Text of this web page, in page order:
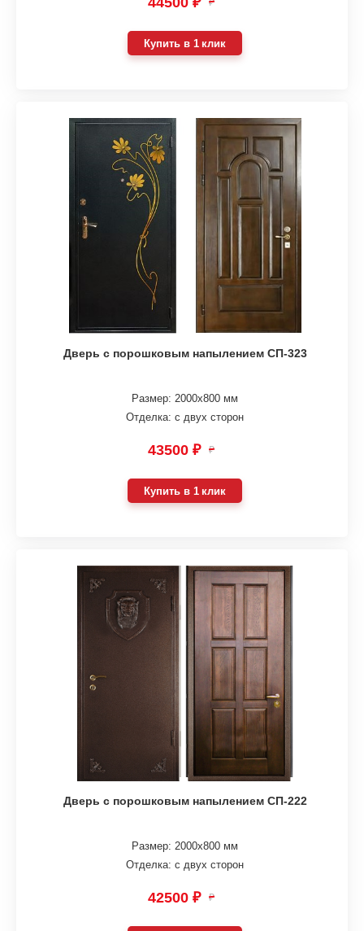
₽
Купить в 1 клик
Дверь с порошковым напылением СП-323
Размер: 2000х800 мм
Отделка: с двух сторон
43500 ₽ ₽
Купить в 1 клик
Дверь с порошковым напылением СП-222
Размер: 2000х800 мм
Отделка: с двух сторон
42500 ₽ ₽